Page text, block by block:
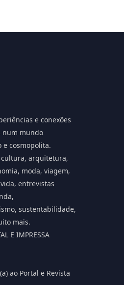
e conexões
num mundo
e cosmopolita.
cultura, arquitetura,
moda, viagem,
entrevistas
sustentabilidade,
mais.
E IMPRESSA
ao Portal e Revista